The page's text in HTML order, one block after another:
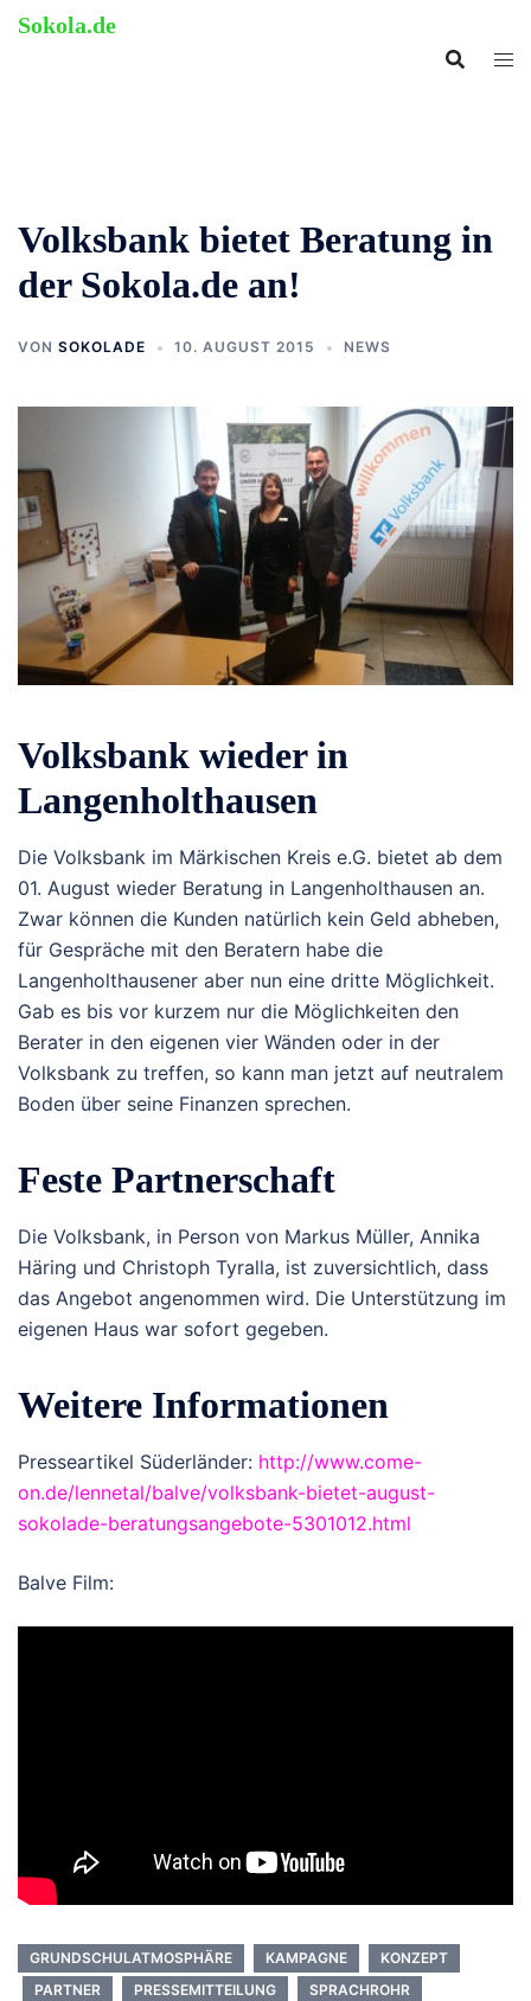
ZumSokola.de
Volksbank bietet Beratung in
der Sokola.de an!
VON SOKOLADE 10. AUGUST 2015 NEWS
Volksbank wieder in
Langenholthausen
Die Volksbank im Märkischen Kreis e.G. bietet ab dem
01. August wieder Beratung in Langenholthausen an.
Zwar können die Kunden natürlich kein Geld abheben,
für Gespräche mit den Beratern habe die
Langenholthausener aber nun eine dritte Möglichkeit.
Gab es bis vor kurzem nur die Möglichkeiten den
Berater in den eigenen vier Wänden oder in der
Volksbank zu treffen, so kann man jetzt auf neutralem
Boden über seine Finanzen sprechen.
Feste Partnerschaft
Die Volksbank, in Person von Markus Müller, Annika
Häring und Christoph Tyralla, ist zuversichtlich, dass
das Angebot angenommen wird. Die Unterstützung im
eigenen Haus war sofort gegeben.
Weitere Informationen
Presseartikel Süderländer: http://www.come-
on.de/lennetal/balve/volksbank-bietet-august-
sokolade-beratungsangebote-5301012.html
Balve Film:
GRUNDSCHULATMOSPHÄRE KAMPAGNE
KONZEPT
PARTNER
PRESSEMITTEILUNG
SPRACHROHR